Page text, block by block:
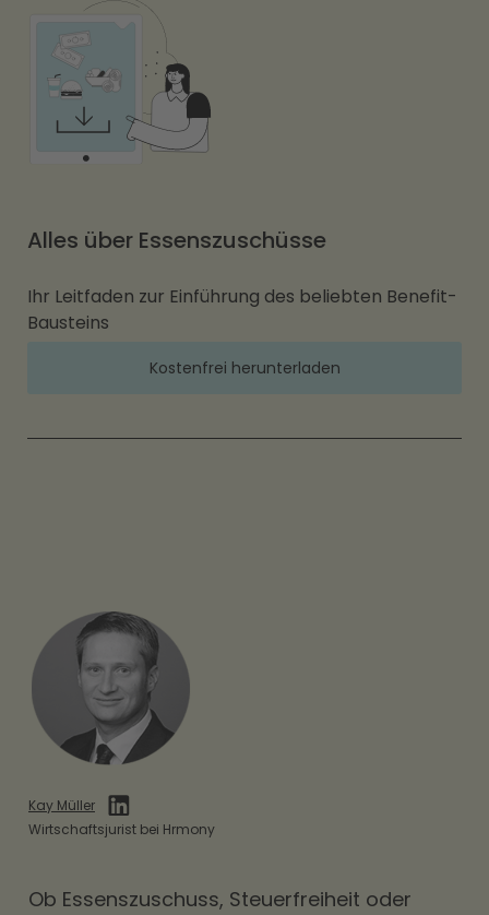
Alles über Essenszuschüsse
Ihr Leitfaden zur Einführung des beliebten Benefit-
Bausteins
Kostenfrei herunterladen
Kay Müller
Wirtschaftsjurist bei Hrmony
Ob Essenszuschuss, Steuerfreiheit oder